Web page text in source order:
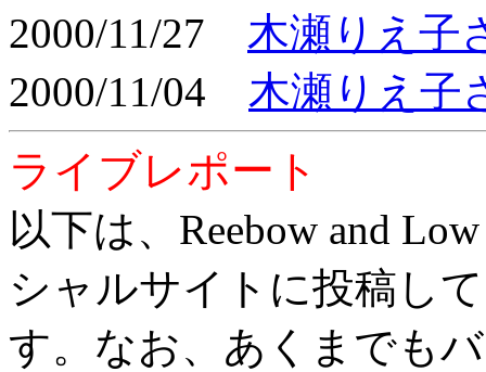
2000/11/27 木瀬りえ子
2000/11/04 木瀬りえ子
ライブレポート
以下は、Reebow and
シャルサイトに投稿し
す。なお、あくまでも